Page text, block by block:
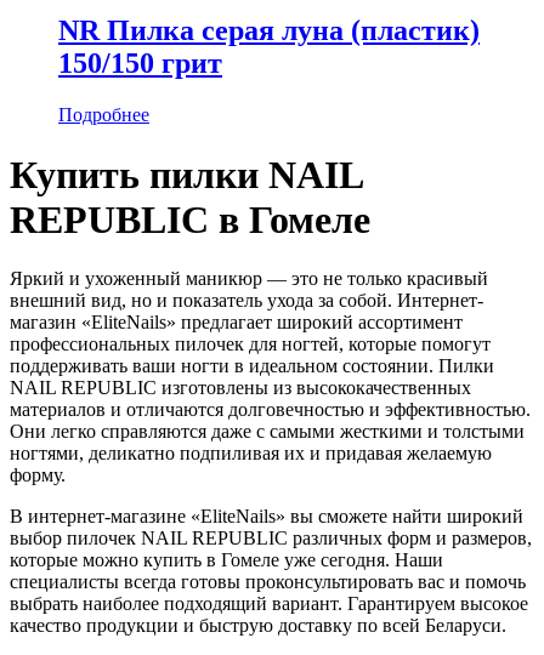
NR Пилка серая луна (пластик)
150/150 грит
Подробнее
Купить пилки NAIL
REPUBLIC в Гомеле
Яркий и ухоженный маникюр — это не только красивый
внешний вид, но и показатель ухода за собой. Интернет-
магазин «EliteNails» предлагает широкий ассортимент
профессиональных пилочек для ногтей, которые помогут
поддерживать ваши ногти в идеальном состоянии. Пилки
NAIL REPUBLIC изготовлены из высококачественных
материалов и отличаются долговечностью и эффективностью.
Они легко справляются даже с самыми жесткими и толстыми
ногтями, деликатно подпиливая их и придавая желаемую
форму.
В интернет-магазине «EliteNails» вы сможете найти широкий
выбор пилочек NAIL REPUBLIC различных форм и размеров,
которые можно купить в Гомеле уже сегодня. Наши
специалисты всегда готовы проконсультировать вас и помочь
выбрать наиболее подходящий вариант. Гарантируем высокое
качество продукции и быструю доставку по всей Беларуси.